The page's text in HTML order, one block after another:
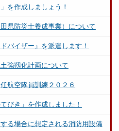
を作成しましょう！
県防災士養成事業）について
バイザー』を派遣します！
強靱化計画について
航空隊員訓練２０２６
びき」を作成しました！
る場合に想定される消防用設備